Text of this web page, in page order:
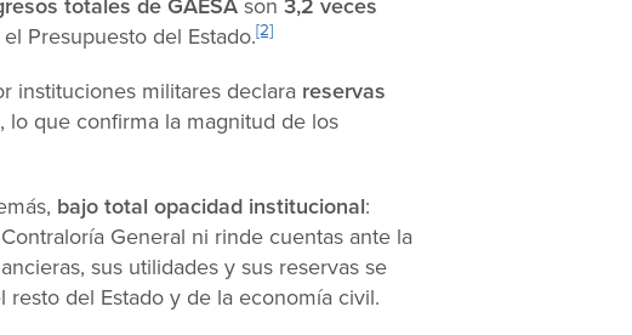
Presupuesto del Estado.[2]
instituciones militares declara reservas
, lo que confirma la magnitud de los
bajo total opacidad institucional:
General ni rinde cuentas ante la
sus utilidades y sus reservas se
del Estado y de la economía civil.